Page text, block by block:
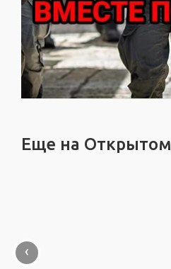
Еще на Открытом
‹